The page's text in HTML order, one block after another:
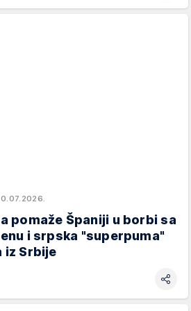
pomaže Španiji u borbi sa
i srpska "superpuma"
iz Srbije